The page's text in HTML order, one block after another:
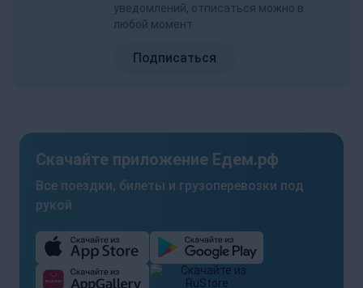
уведомлений, отписаться можно в
любой момент
Подписаться
Скачайте приложение Едем.рф
Все поездки, билеты и грузоперевозки под
рукой